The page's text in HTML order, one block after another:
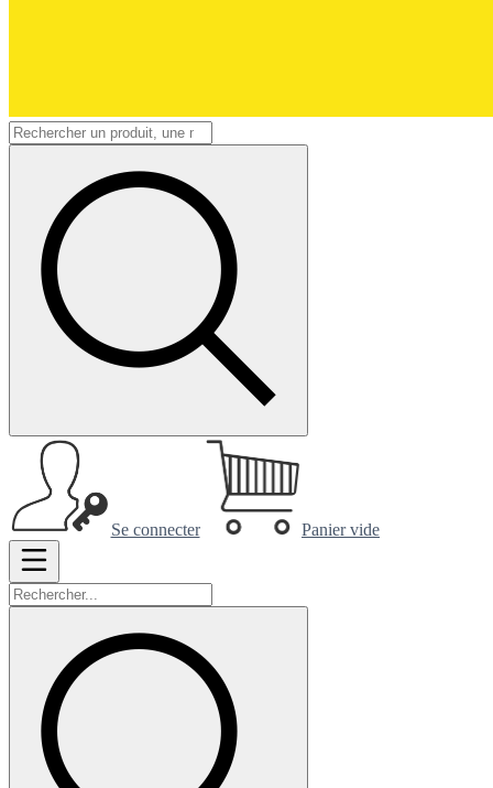
Se connecter Panier vide